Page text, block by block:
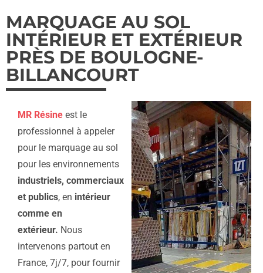
MARQUAGE AU SOL
INTÉRIEUR ET EXTÉRIEUR
PRÈS DE BOULOGNE-
BILLANCOURT
MR Résine est le
professionnel à appeler
pour le marquage au sol
pour les environnements
industriels, commerciaux
et publics, en intérieur
comme en
extérieur. Nous
intervenons partout en
France, 7j/7, pour fournir